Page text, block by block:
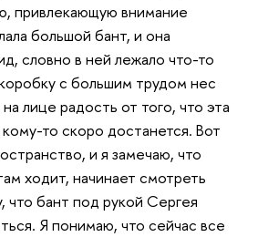
привлекающую внимание
большой бант, и она
словно в ней лежало что-то
с большим трудом нес
лице радость от того, что эта
то скоро достанется. Вот
и я замечаю, что
ходит, начинает смотреть
что бант под рукой Сергея
Я понимаю, что сейчас все